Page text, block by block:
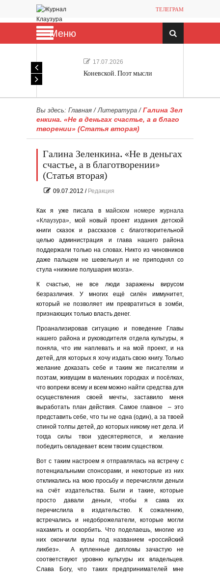
ТЕЛЕГРАМ
Меню
17.07.2026
Коневской. Поэт мысли
Вы здесь: Главная /Литература / Галина Зел
енкина. «Не в деньгах счастье, а в благо
творении» (Статья вторая)
Галина Зеленкина. «Не в деньгах
счастье, а в благотворении»
(Статья вторая)
09.07.2012 / Редакция
Как я уже писала вмайском номере журнала
«Клаузура», мой новый проект издания детской
книги сказок и рассказов с благотворительной
целью администрация и глава нашего района
поддержали только на словах. Никто из чиновников
даже пальцем не шевельнул и не приподнял со
стула «нижние полушария мозга».
К счастью, не все люди заражены вирусом
безразличия. У многих ещё силён иммунитет,
который не позволяет им превратиться в зомби,
признающих только власть денег.
Проанализировав ситуацию и поведение Главы
нашего района и руководителя отдела культуры, я
поняла, что им наплевать и на мой проект, и на
детей, для которых я хочу издать свою книгу. Только
желание доказать себе и таким же писателям и
поэтам, живущим в маленьких городках и посёлках,
что вопреки всему и всем можно найти средства для
осуществления своей мечты, заставило меня
выработать план действия. Самое главное – это
представить себе, что ты не одна (один), а за твоей
спиной толпы детей, до которых никому нет дела. И
тогда силы твои удесятеряются, и желание
победить овладевает всем твоим существом.
Вот с таким настроем я отправлялась на встречу с
потенциальными спонсорами, и некоторые из них
откликались на мою просьбу и перечисляли деньги
на счёт издательства. Были и такие, которые
просто давали деньги, чтобы я сама их
перечислила в издательство. К сожалению,
встречались и недоброжелатели, которые могли
нахамить и оскорбить. Что поделаешь, многие из
них окончили вузы под названием «российский
ликбез». А купленные дипломы зачастую не
соответствуют уровню культуры их владельцев.
Слава Богу, что таких предпринимателей мне